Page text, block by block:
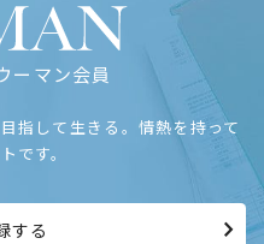
ーマン会員
指して生きる。情熱を持って
です。
する